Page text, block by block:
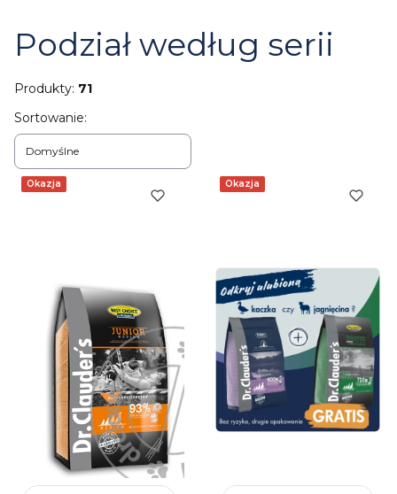
Podział według serii
Produkty: 71
Lista produktów
Sortowanie:
Domyślne
Okazja Okazja